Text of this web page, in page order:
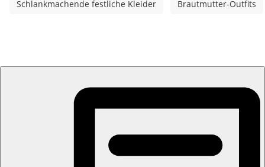
Schlankmachende festliche Kleider Brautmutter-Outfits